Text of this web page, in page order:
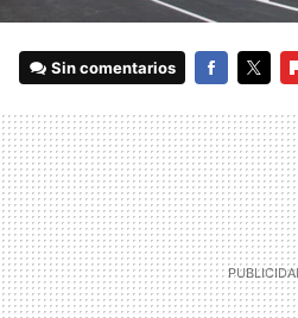
Sin comentarios